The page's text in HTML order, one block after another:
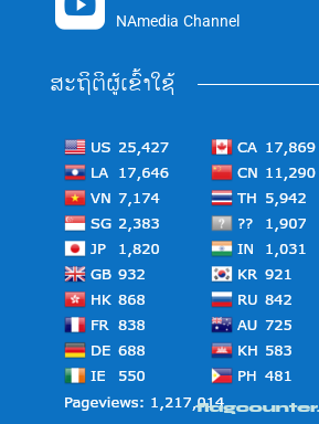
NAmedia Channel
ສະຖິຕິຜູ້ເຂົ້າໃຊ້